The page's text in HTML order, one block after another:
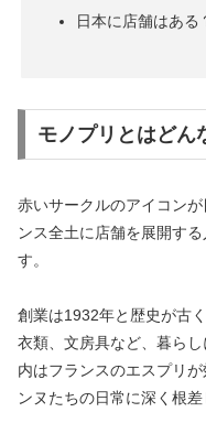
日本に店舗はある
モノプリとはどん
赤いサークルのアイコン
ンス全土に店舗を展開す
す。
創業は1932年と歴史が古
衣類、文房具など、暮ら
内はフランスのエスプリ
ンヌたちの日常に深く根